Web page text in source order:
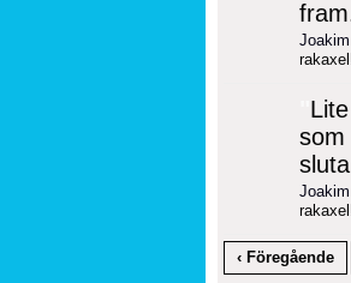
som
‹ Föregående